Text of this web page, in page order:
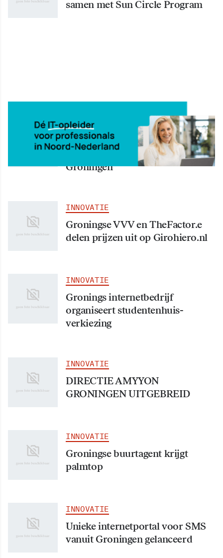
samen met Sun Circle Program
INNOVATIE
Meest futuristische
studielandschap van Nederland in
Groningen
INNOVATIE
Groningse VVV en TheFactor.e
delen prijzen uit op Girohiero.nl
INNOVATIE
Gronings internetbedrijf
organiseert studentenhuis-
verkiezing
INNOVATIE
DIRECTIE AMYYON
GRONINGEN UITGEBREID
INNOVATIE
Groningse buurtagent krijgt
palmtop
INNOVATIE
Unieke internetportal voor SMS
vanuit Groningen gelanceerd